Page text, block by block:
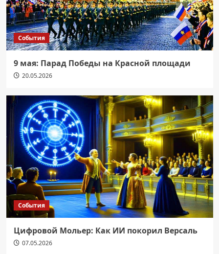
События
9 мая: Парад Победы на Красной площади
20.05.2026
События
Цифровой Мольер: Как ИИ покорил Версаль
07.05.2026